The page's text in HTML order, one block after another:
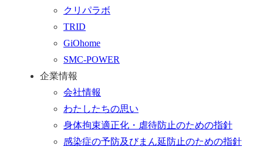
クリパラボ
TRID
GiOhome
SMC-POWER
企業情報
会社情報
わたしたちの思い
身体拘束適正化・虐待防止のための指針
感染症の予防及びまん延防止のための指針